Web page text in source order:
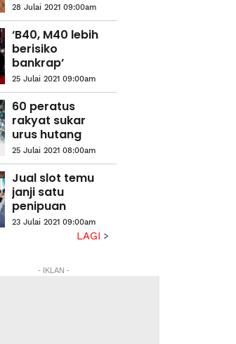
28 Julai 2021 09:00am
‘B40, M40 lebih
berisiko
bankrap’
25 Julai 2021 09:00am
60 peratus
rakyat sukar
urus hutang
25 Julai 2021 08:00am
Jual slot temu
janji satu
penipuan
23 Julai 2021 09:00am
LAGI
- IKLAN -